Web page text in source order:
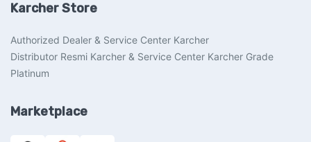
Karcher Store
Authorized Dealer & Service Center Karcher
Distributor Resmi Karcher & Service Center Karcher Grade
Platinum
Marketplace